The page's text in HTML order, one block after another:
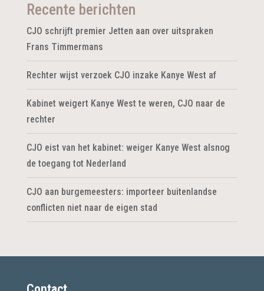
Recente berichten
CJO schrijft premier Jetten aan over uitspraken
Frans Timmermans
Rechter wijst verzoek CJO inzake Kanye West af
Kabinet weigert Kanye West te weren, CJO naar de
rechter
CJO eist van het kabinet: weiger Kanye West alsnog
de toegang tot Nederland
CJO aan burgemeesters: importeer buitenlandse
conflicten niet naar de eigen stad